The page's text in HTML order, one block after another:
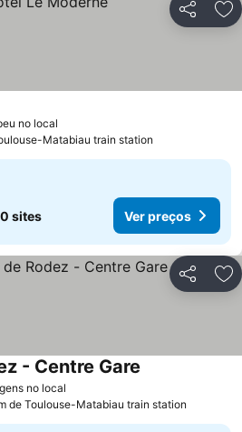
Partilhar
no local
Matabiau train station
sites Ver preços
Partilhar
no local
- Centre Gare
de Toulouse-Matabiau train station